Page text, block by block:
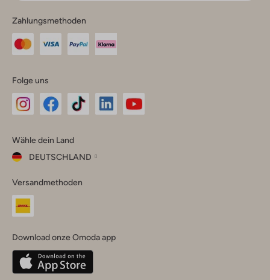
Zahlungsmethoden
Folge uns
Instagram
Facebook
TikTok
Wähle dein Land
DEUTSCHLAND
dein
Land
Belgique(Français)
Deutschland
Versandmethoden
Download onze Omoda app